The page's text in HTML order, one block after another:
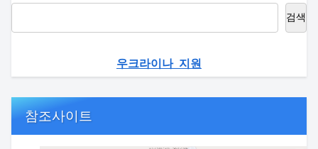
검색
우크라이나 지원
참조사이트